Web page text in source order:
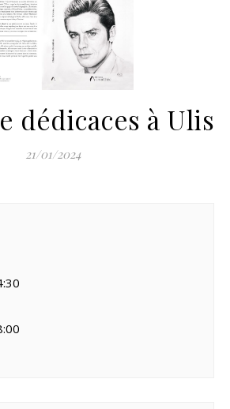
dédicaces à Ulis
21/01/2024